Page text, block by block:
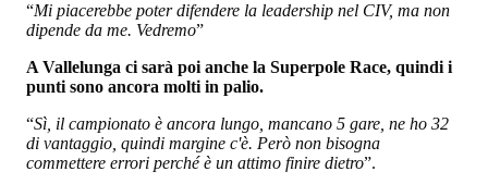
“Mi piacerebbe poter difendere la leadership nel CIV, ma non
dipende da me. Vedremo”
A Vallelunga ci sarà poi anche la Superpole Race, quindi i
punti sono ancora molti in palio.
“Sì, il campionato è ancora lungo, mancano 5 gare, ne ho 32
di vantaggio, quindi margine c'è. Però non bisogna
commettere errori perché è un attimo finire dietro”.